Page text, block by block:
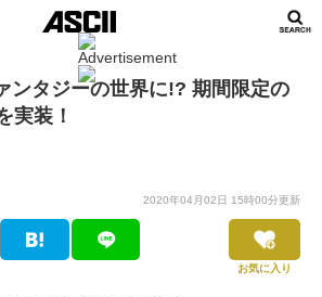
ンタジーの世界に!? 期間限定の
実装！
2020年04月02日 15時00分更新
お気に入り